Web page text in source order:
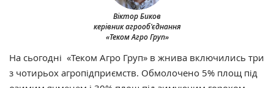
Віктор Биков
керівник агрооб'єднання
«Теком Агро Груп»
На сьогодні «Теком Агро Груп» в жнива включились три
з чотирьох агропідприємств. Обмолочено 5% площ під